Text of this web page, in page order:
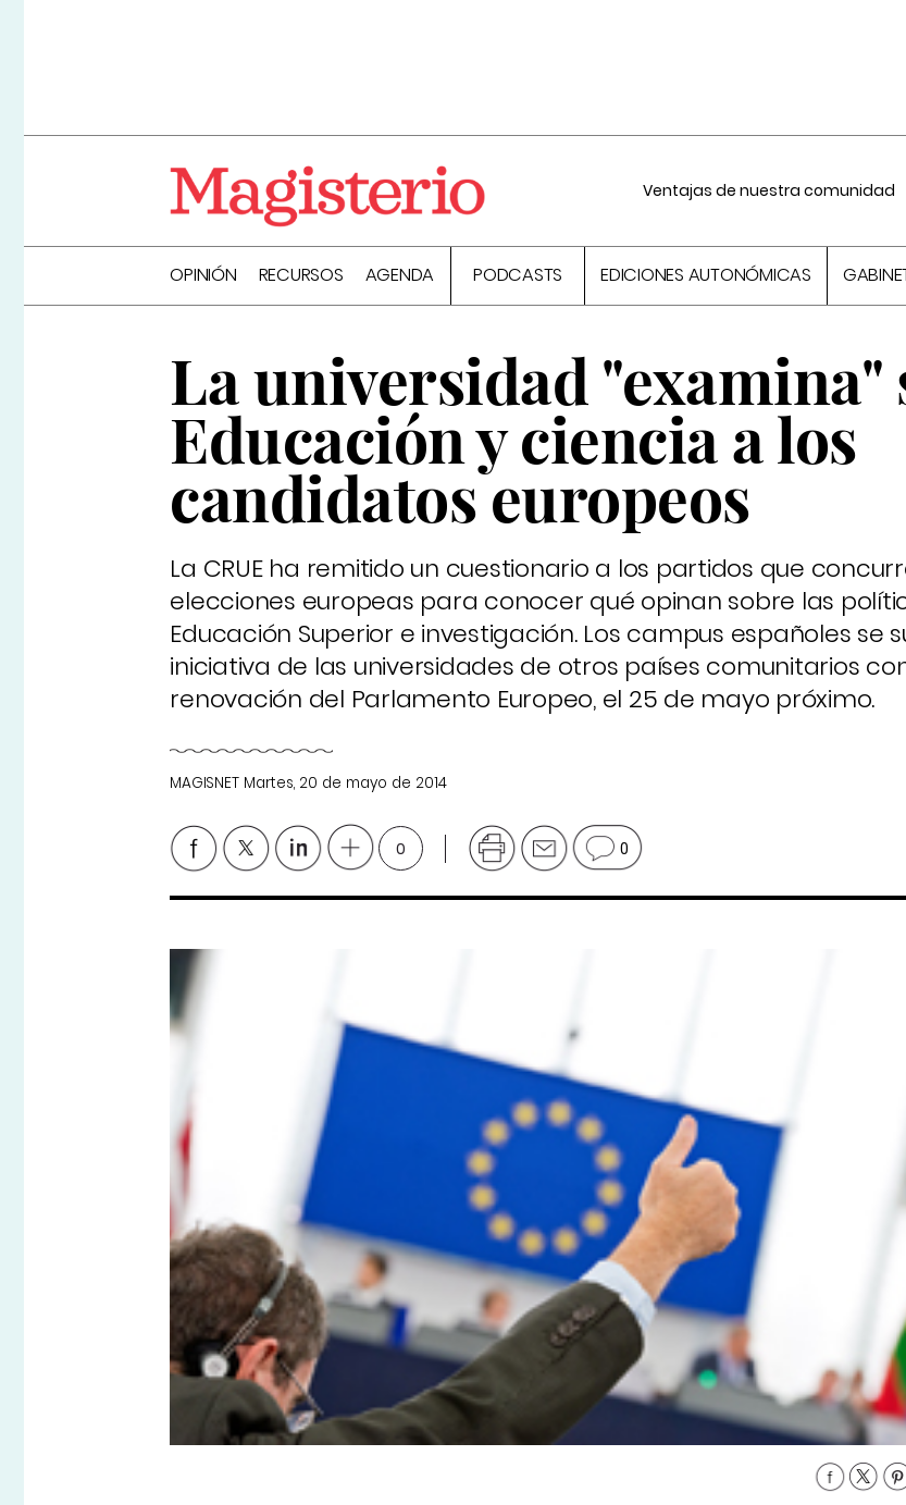
Ventajas de nuestra comunidad
OPINIÓN RECURSOS AGENDA PODCASTS EDICIONES AUTONÓMICAS
La universidad "examina"
Educación y ciencia a los
candidatos europeos
La CRUE ha remitido un cuestionario a los partidos que
elecciones europeas para conocer qué opinan sobre las
Educación Superior e investigación. Los campus españoles se
iniciativa de las universidades de otros países comunitarios
renovación del Parlamento Europeo, el 25 de mayo próximo.
MAGISNET Martes, 20 de mayo de 2014
0 0